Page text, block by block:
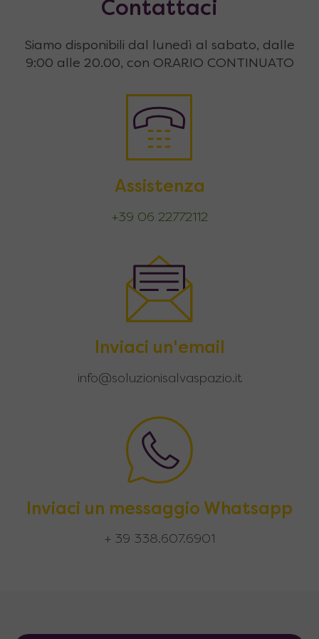
Contattaci
Siamo disponibili dal lunedì al sabato, dalle
9:00 alle 20.00, con ORARIO CONTINUATO
Assistenza
+39 06 22772112
Inviaci un'email
info@soluzionisalvaspazio.it
Inviaci un messaggio Whatsapp
+ 39 338.607.6901